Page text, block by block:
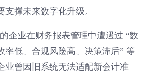
支撑未来数字化升级。
企业在财务报表管理中遭遇过 “数
率低、合规风险高、决策滞后” 等
业曾因旧系统无法适配新会计准